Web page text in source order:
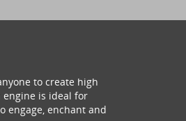
to create high
engine is ideal for
engage, enchant and